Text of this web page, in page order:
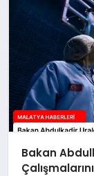
Bakan